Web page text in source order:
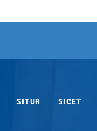
SITUR SICET